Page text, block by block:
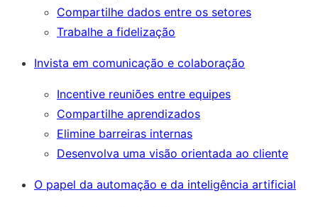
Compartilhe dados entre os setores
Trabalhe a fidelização
Invista em comunicação e colaboração
Incentive reuniões entre equipes
Compartilhe aprendizados
Elimine barreiras internas
Desenvolva uma visão orientada ao cliente
O papel da automação e da inteligência artificial